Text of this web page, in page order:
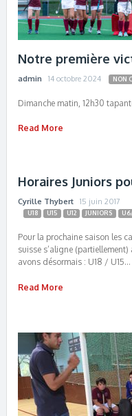
Notre première
admin 14 octobre 2024 NON
Dimanche matin, 12h30
Read More
Horaires Juniors
Cyrille Thybert 15 juin 2017
U18 U15 U12 JUNIORS
Pour la prochaine saison les
suisse s’aligne
avons désormais : U18 / U15…
Read More